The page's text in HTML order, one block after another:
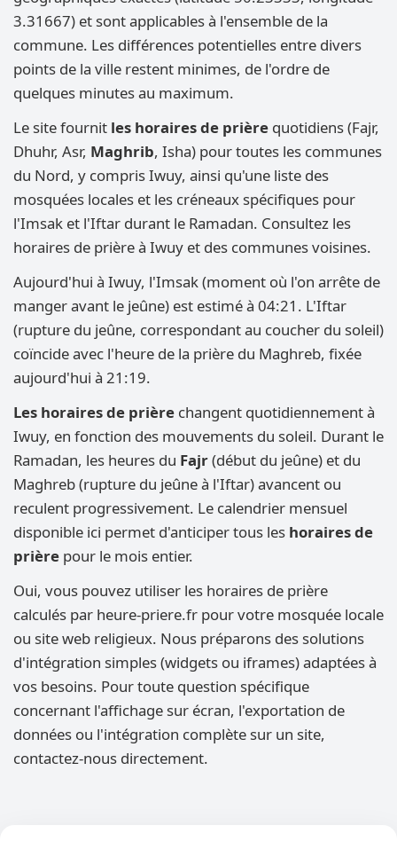
3.31667) et sont applicables à l'ensemble de la
commune. Les différences potentielles entre divers
points de la ville restent minimes, de l'ordre de
quelques minutes au maximum.
Le site fournit les horaires de prière quotidiens (Fajr,
Dhuhr, Asr, Maghrib, Isha) pour toutes les communes
du Nord, y compris Iwuy, ainsi qu'une liste des
mosquées locales et les créneaux spécifiques pour
l'Imsak et l'Iftar durant le Ramadan. Consultez les
horaires de prière à Iwuy et des communes voisines.
Aujourd'hui à Iwuy, l'Imsak (moment où l'on arrête de
manger avant le jeûne) est estimé à 04:21. L'Iftar
(rupture du jeûne, correspondant au coucher du soleil)
coïncide avec l'heure de la prière du Maghreb, fixée
aujourd'hui à 21:19.
Les horaires de prière changent quotidiennement à
Iwuy, en fonction des mouvements du soleil. Durant le
Ramadan, les heures du Fajr(début du jeûne) et du
Maghreb (rupture du jeûne à l'Iftar) avancent ou
reculent progressivement. Le calendrier mensuel
disponible ici permet d'anticiper tous les horaires de
prière pour le mois entier.
Oui, vous pouvez utiliser les horaires de prière
calculés par heure-priere.fr pour votre mosquée locale
ou site web religieux. Nous préparons des solutions
d'intégration simples (widgets ou iframes) adaptées à
vos besoins. Pour toute question spécifique
concernant l'affichage sur écran, l'exportation de
données ou l'intégration complète sur un site,
contactez-nous directement.